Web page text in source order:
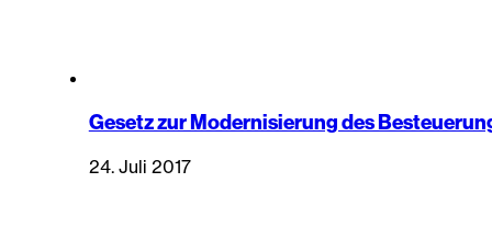
Gesetz zur Modernisierung des
24. Juli 2017